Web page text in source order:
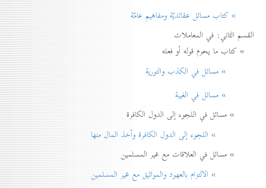
» كتاب مسائل عقائديّة ومفاهيم عامّة
القسم الثاني: في المعاملات
» كتاب ما يحرم قوله أو فعله
» مسائل في الكذب والتورية
» مسائل في الغيبة
» مسائل في اللجوء إلى الدول الكافرة
» اللجوء إلى الدول الكافرة وأخذ المال منها
» مسائل في العلاقات مع غير المسلمين
» الالتزام بالعهود والمواثيق مع غير المسلمين